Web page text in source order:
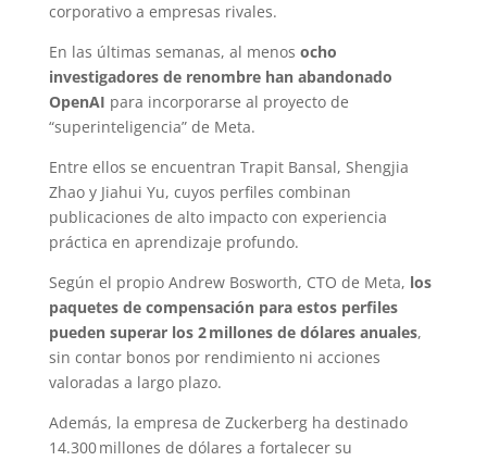
corporativo a empresas rivales.
En las últimas semanas, al menos ocho
investigadores de renombre han abandonado
OpenAI para incorporarse al proyecto de
“superinteligencia” de Meta.
Entre ellos se encuentran Trapit Bansal, Shengjia
Zhao y Jiahui Yu, cuyos perfiles combinan
publicaciones de alto impacto con experiencia
práctica en aprendizaje profundo.
Según el propio Andrew Bosworth, CTO de Meta, los
paquetes de compensación para estos perfiles
pueden superar los 2 millones de dólares anuales,
sin contar bonos por rendimiento ni acciones
valoradas a largo plazo.
Además, la empresa de Zuckerberg ha destinado
14.300 millones de dólares a fortalecer su